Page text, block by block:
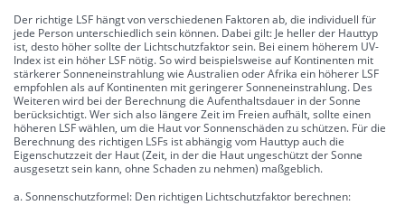
Der richtige LSF hängt von verschiedenen Faktoren ab, die individuell für
jede Person unterschiedlich sein können. Dabei gilt: Je heller der Hauttyp
ist, desto höher sollte der Lichtschutzfaktor sein. Bei einem höherem UV-
Index ist ein höher LSF nötig. So wird beispielsweise auf Kontinenten mit
stärkerer Sonneneinstrahlung wie Australien oder Afrika ein höherer LSF
empfohlen als auf Kontinenten mit geringerer Sonneneinstrahlung. Des
Weiteren wird bei der Berechnung die Aufenthaltsdauer in der Sonne
berücksichtigt. Wer sich also längere Zeit im Freien aufhält, sollte einen
höheren LSF wählen, um die Haut vor Sonnenschäden zu schützen. Für die
Berechnung des richtigen LSFs ist abhängig vom Hauttyp auch die
Eigenschutzzeit der Haut (Zeit, in der die Haut ungeschützt der Sonne
ausgesetzt sein kann, ohne Schaden zu nehmen) maßgeblich.
a. Sonnenschutzformel: Den richtigen Lichtschutzfaktor berechnen: